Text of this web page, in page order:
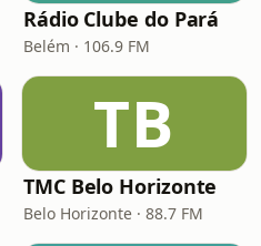
Rádio Clube do Pará
Belém · 106.9 FM
TB
TMC Belo Horizonte
Belo Horizonte · 88.7 FM